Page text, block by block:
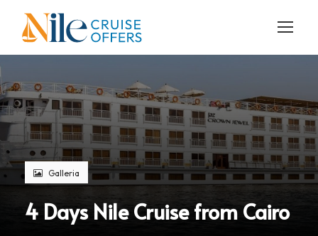
Galleria
4 Days Nile Cruise from Cairo